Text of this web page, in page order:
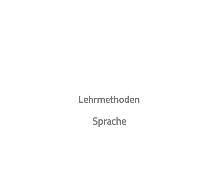
Lehrmethoden
Sprache